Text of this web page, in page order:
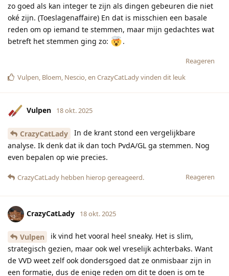
zo goed als kan integer te zijn als dingen gebeuren die niet
oké zijn. (Toeslagenaffaire) En dat is misschien een basale
reden om op iemand te stemmen, maar mijn gedachtes wat
betreft het stemmen ging zo:
.
Reageren
Vulpen, Bloem, Nescio, en CrazyCatLadyvinden dit leuk
Vulpen 18 okt. 2025
CrazyCatLady
In de krant stond een vergelijkbare
analyse. Ik denk dat ik dan toch PvdA/GL ga stemmen. Nog
even bepalen op wie precies.
Reageren
CrazyCatLady hebben hierop gereageerd.
CrazyCatLady 18 okt. 2025
Vulpen
ik vind het vooral heel sneaky. Het is slim,
strategisch gezien, maar ook wel vreselijk achterbaks. Want
de VVD weet zelf ook dondersgoed dat ze onmisbaar zijn in
een formatie, dus de enige reden om dit te doen is om te